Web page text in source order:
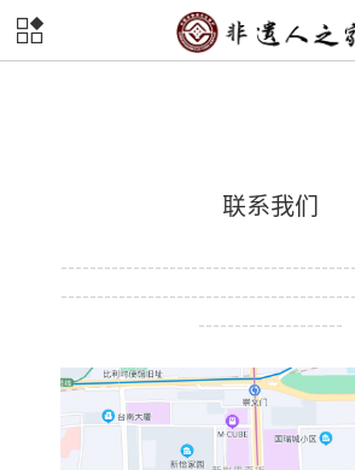
首页
非遗交流
联系我们
---------------------------
--------------------